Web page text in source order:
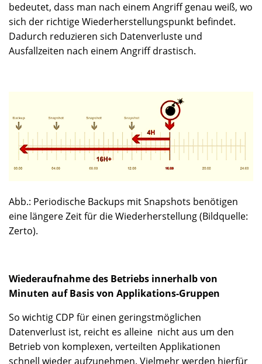
bedeutet, dass man nach einem Angriff genau weiß, wo
sich der richtige Wiederherstellungspunkt befindet.
Dadurch reduzieren sich Datenverluste und
Ausfallzeiten nach einem Angriff drastisch.
Abb.: Periodische Backups mit Snapshots benötigen
eine längere Zeit für die Wiederherstellung (Bildquelle:
Zerto).
Wiederaufnahme des Betriebs innerhalb von
Minuten auf Basis von Applikations-Gruppen
So wichtig CDP für einen geringstmöglichen
Datenverlust ist, reicht es alleine nicht aus um den
Betrieb von komplexen, verteilten Applikationen
schnell wieder aufzunehmen. Vielmehr werden hierfür